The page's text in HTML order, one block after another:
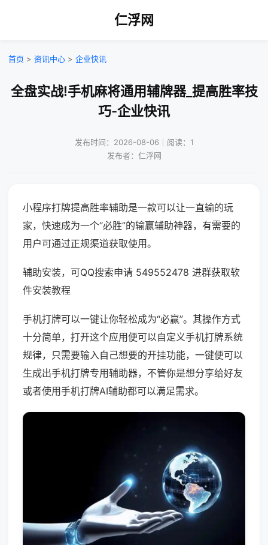
仁浮网
首页 > 资讯中心 > 企业快讯
全盘实战!手机麻将通用辅牌器_提高胜率技
巧-企业快讯
发布时间：2026-08-06｜阅读：1
发布者：仁浮网
小程序打牌提高胜率辅助是一款可以让一直输的玩
家，快速成为一个“必胜”的输赢辅助神器，有需要的
用户可通过正规渠道获取使用。
辅助安装，可QQ搜索申请 549552478 进群获取软
件安装教程
手机打牌可以一键让你轻松成为“必赢”。其操作方式
十分简单，打开这个应用便可以自定义手机打牌系统
规律，只需要输入自己想要的开挂功能，一键便可以
生成出手机打牌专用辅助器，不管你是想分享给好友
或者使用手机打牌AI辅助都可以满足需求。